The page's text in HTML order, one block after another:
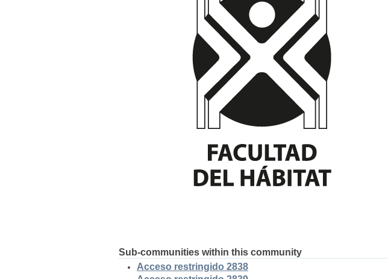
Sub-communities within this community
Acceso restringido 2838